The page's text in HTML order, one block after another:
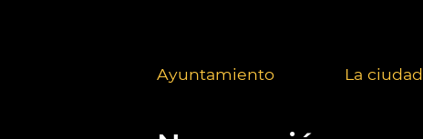
Ayuntamiento La ciudad